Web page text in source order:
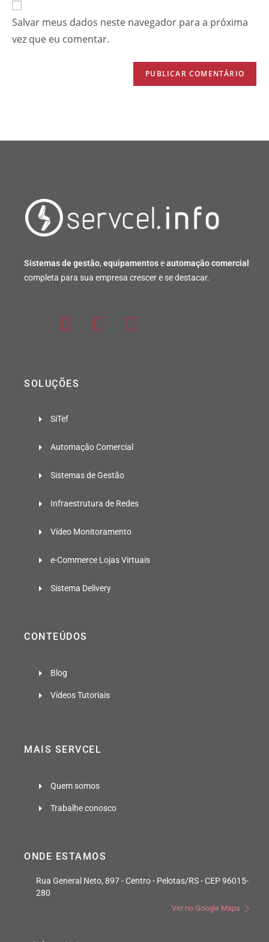
Salvar meus dados neste navegador para a próxima
vez que eu comentar.
Sistemas de gestão, equipamentoseautomação comercial
completa para sua empresa crescer e se destacar.
SOLUÇÕES
SiTef
Automação Comercial
Sistemas de Gestão
Infraestrutura de Redes
Vídeo Monitoramento
e-Commerce Lojas Virtuais
Sistema Delivery
CONTEÚDOS
Blog
Vídeos Tutoriais
MAIS SERVCEL
Quem somos
Trabalhe conosco
ONDE ESTAMOS
Rua General Neto, 897 - Centro - Pelotas/RS - CEP 96015-
280
Ver no Google Maps